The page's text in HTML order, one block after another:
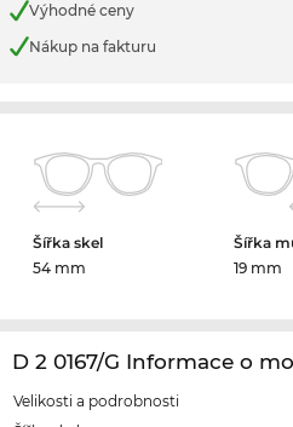
Výhodné ceny
Nákup na fakturu
Šířka skel
54 mm
Šířka
19 mm
D 2 0167/G Informace o
Velikosti a podrobnosti